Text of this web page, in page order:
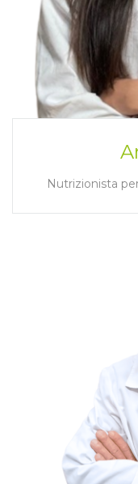
Nutrizionista